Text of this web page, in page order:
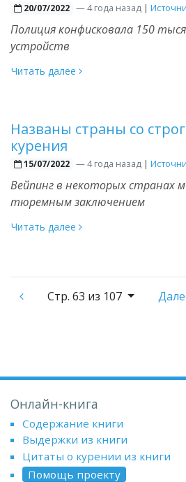
20/07/2022 —4 года назад |
Полиция конфисковала 150
устройств
Читать далее
Названы страны со
курения
15/07/2022 —4 года назад |
Вейпинг в некоторых странах
тюремным заключением
Читать далее
Стр. 63 из 107
Онлайн-книга
Содержание книги
Выдержки из книги
Цитаты о курении из книги
Помощь проекту